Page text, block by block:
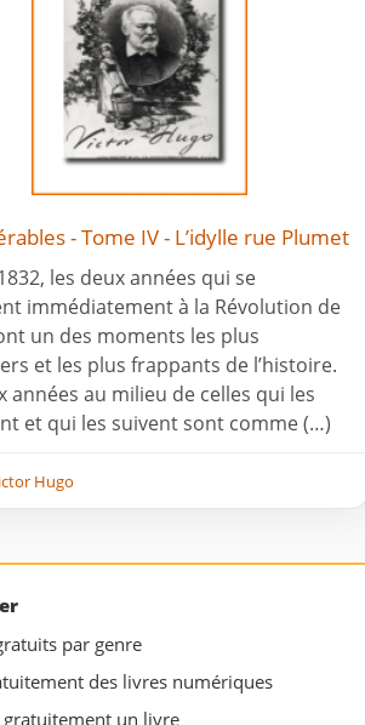
- Tome IV - L’idylle rue Plumet
les deux années qui se
immédiatement à la Révolution de
un des moments les plus
et les plus frappants de l’histoire.
années au milieu de celles qui les
et qui les suivent sont comme (…)
Hugo
par genre
des livres numériques
gratuitement un livre